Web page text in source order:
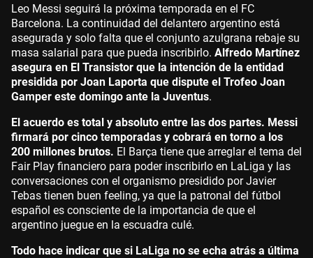
Leo Messi seguirá la próxima temporada en el FC
Barcelona. La continuidad del delantero argentino está
asegurada y solo falta que el conjunto azulgrana rebaje su
masa salarial para que pueda inscribirlo. Alfredo Martínez
asegura en El Transistor que la intención de la entidad
presidida por Joan Laporta que dispute el Trofeo Joan
Gamper este domingo ante la Juventus.
El acuerdo es total y absoluto entre las dos partes. Messi
firmará por cinco temporadas y cobrará en torno a los
200 millones brutos. El Barça tiene que arreglar el tema del
Fair Play financiero para poder inscribirlo en LaLiga y las
conversaciones con el organismo presidido por Javier
Tebas tienen buen feeling, ya que la patronal del fútbol
español es consciente de la importancia de que el
argentino juegue en la escuadra culé.
Todo hace indicar que si LaLiga no se echa atrás a última